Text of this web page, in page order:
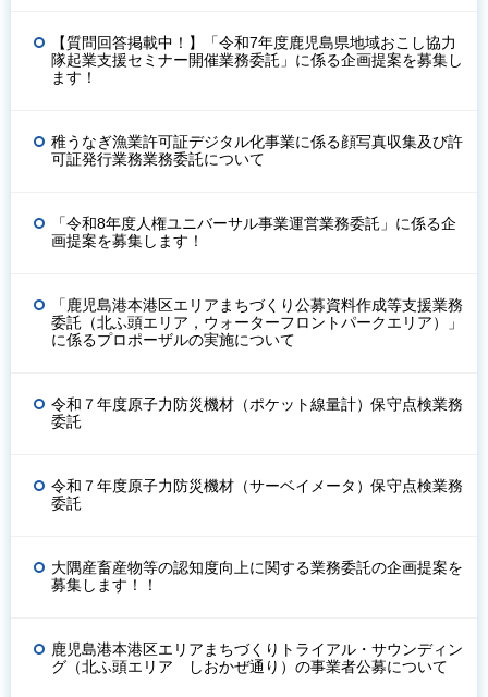
【質問回答掲載中！】「令和7年度鹿児島県地域おこし協力
隊起業支援セミナー開催業務委託」に係る企画提案を募集し
ます！
稚うなぎ漁業許可証デジタル化事業に係る顔写真収集及び許
可証発行業務業務委託について
「令和8年度人権ユニバーサル事業運営業務委託」に係る企
画提案を募集します！
「鹿児島港本港区エリアまちづくり公募資料作成等支援業務
委託（北ふ頭エリア，ウォーターフロントパークエリア）」
に係るプロポーザルの実施について
令和７年度原子力防災機材（ポケット線量計）保守点検業務
委託
令和７年度原子力防災機材（サーベイメータ）保守点検業務
委託
大隅産畜産物等の認知度向上に関する業務委託の企画提案を
募集します！！
鹿児島港本港区エリアまちづくりトライアル・サウンディン
グ（北ふ頭エリア しおかぜ通り）の事業者公募について